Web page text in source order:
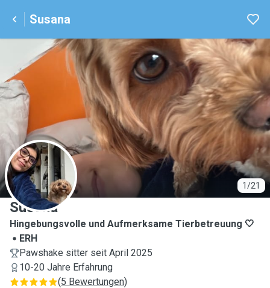
Susana
1/21
S
Susana
Hingebungsvolle und Aufmerksame Tierbetreuung 🤍
ERH
Pawshake sitter seit April 2025
10-20 Jahre Erfahrung
(5 Bewertungen)